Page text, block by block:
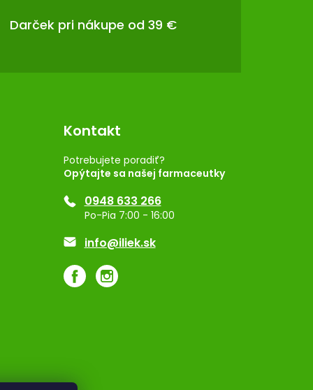
Darček pri nákupe od 39 €
Kontakt
Potrebujete poradiť?
Opýtajte sa našej farmaceutky
0948 633 266
Po-Pia 7:00 - 16:00
info@iliek.sk